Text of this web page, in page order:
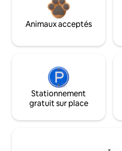
Animaux acceptés
Stationnement
gratuit sur place